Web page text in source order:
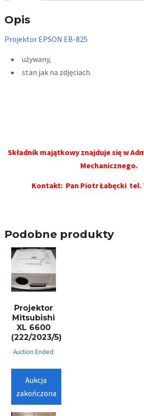
Opis
Projektor EPSON EB-825
używany,
stan jak na zdjęciach.
Składnik majątkowy znajduje się w
Mechanicznego.
Kontakt: Pan Piotr Łabęcki tel.
Podobne produkty
Projektor
Mitsubishi
XL 6600
(222/2023/5)
Auction Ended
Aukcja
zakończona